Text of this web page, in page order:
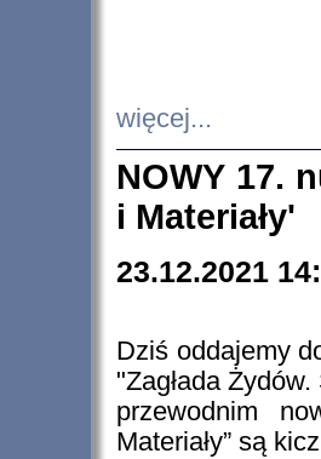
więcej...
NOWY 17.
i Materiały'
23.12.2021
Dziś oddajemy
"Zagłada
przewodnim
Materiały” są